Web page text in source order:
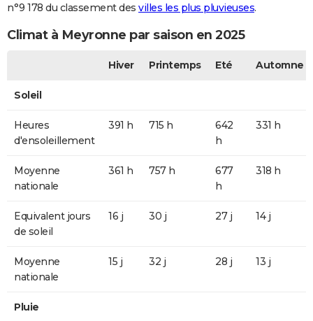
n°9 178 du classement des villes les plus pluvieuses.
Climat à Meyronne par saison en 2025
Hiver Printemps Eté Automne
Soleil
Heures
d'ensoleillement
391 h 715 h
642
h
331 h
Moyenne
nationale
361 h 757 h
677
h
318 h
Equivalent jours
de soleil
16 j 30 j 27 j 14 j
Moyenne
nationale
15 j 32 j 28 j 13 j
Pluie